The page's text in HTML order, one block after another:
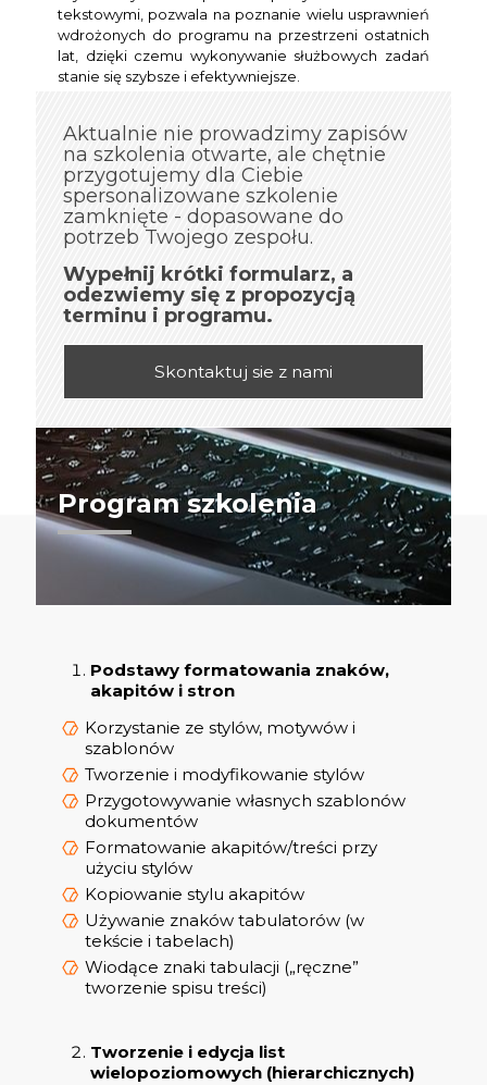
tekstowymi, pozwala na poznanie wielu usprawnień
wdrożonych do programu na przestrzeni ostatnich
lat, dzięki czemu wykonywanie służbowych zadań
stanie się szybsze i efektywniejsze.
Aktualnie nie prowadzimy zapisów
na szkolenia otwarte, ale chętnie
przygotujemy dla Ciebie
spersonalizowane szkolenie
zamknięte - dopasowane do
potrzeb Twojego zespołu.
Wypełnij krótki formularz, a
odezwiemy się z propozycją
terminu i programu.
Skontaktuj sie z nami
Program szkolenia
Podstawy formatowania znaków,
akapitów i stron
Korzystanie ze stylów, motywów i
szablonów
Tworzenie i modyfikowanie stylów
Przygotowywanie własnych szablonów
dokumentów
Formatowanie akapitów/treści przy
użyciu stylów
Kopiowanie stylu akapitów
Używanie znaków tabulatorów (w
tekście i tabelach)
Wiodące znaki tabulacji („ręczne”
tworzenie spisu treści)
Tworzenie i edycja list
wielopoziomowych (hierarchicznych)